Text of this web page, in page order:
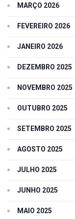
MARÇO 2026
FEVEREIRO 2026
JANEIRO 2026
DEZEMBRO 2025
NOVEMBRO 2025
OUTUBRO 2025
SETEMBRO 2025
AGOSTO 2025
JULHO 2025
JUNHO 2025
MAIO 2025